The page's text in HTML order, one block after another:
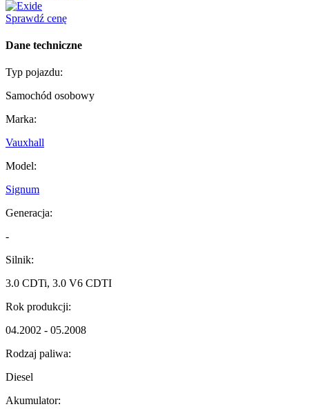
Sprawdź cenę
Dane techniczne
Typ pojazdu:
Samochód osobowy
Marka:
Vauxhall
Model:
Signum
Generacja:
-
Silnik:
3.0 CDTi, 3.0 V6 CDTI
Rok produkcji:
04.2002 - 05.2008
Rodzaj paliwa:
Diesel
Akumulator: